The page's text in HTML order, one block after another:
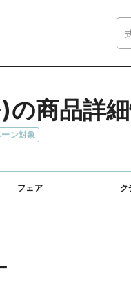
商品詳
ン対象
フェア ク